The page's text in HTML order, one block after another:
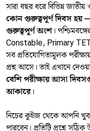
সারা বছর ধরে বিভিন্ন
কোন গুরুত্বপূর্ণ দিবস হয়
গুরুত্বপূর্ণ অংশ।
Constable, Primary
সব প্রতিযোগিতামূলক
প্রশ্ন আসে। তাই এখানে
বেশি পরীক্ষায় আসা
আকারে।
নিচের কুইজ থেকে আপনি খুব
পারবেন। প্রতিটি প্রশ্নে